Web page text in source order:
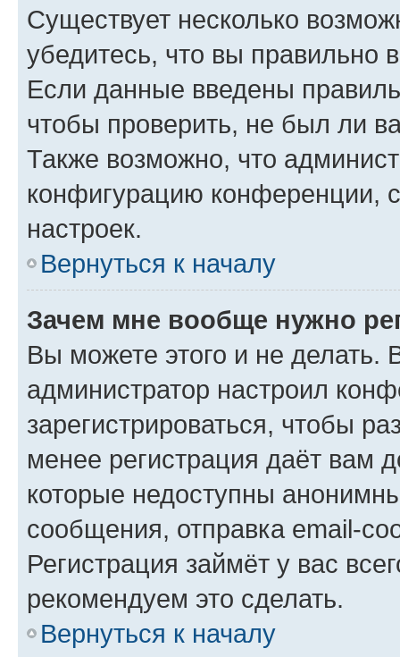
Существует несколько
убедитесь, что вы правильно
Если данные введены
чтобы проверить, не был ли
Также возможно, что
конфигурацию конференции,
настроек.
Вернуться к началу
Зачем мне вообще нужно
Вы можете этого и не делать.
администратор настроил
зарегистрироваться, чтобы
менее регистрация даёт вам
которые недоступны
сообщения, отправка email-
Регистрация займёт у вас
рекомендуем это сделать.
Вернуться к началу